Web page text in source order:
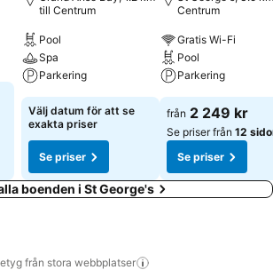
till Centrum
Pool
Spa
Parkering
Välj datum för att se
exakta priser
Se priser
Centrum
Gratis Wi-Fi
Pool
Parkering
från 2 249 kr
Se priser från 12
Se priser
boenden i St George's
från stora webbplatser